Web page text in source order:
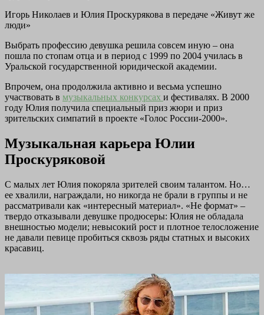
Игорь Николаев и Юлия Проскурякова в передаче «Живут же
люди»
Выбрать профессию девушка решила совсем иную – она
пошла по стопам отца и в период с 1999 по 2004 училась в
Уральской государственной юридической академии.
Впрочем, она продолжила активно и весьма успешно
участвовать в музыкальных конкурсах и фестивалях. В 2000
году Юлия получила специальный приз жюри и приз
зрительских симпатий в проекте «Голос России-2000».
Музыкальная карьера Юлии
Проскуряковой
С малых лет Юлия покоряла зрителей своим талантом. Но…
ее хвалили, награждали, но никогда не брали в группы и не
рассматривали как «интересный материал». «Не формат» –
твердо отказывали девушке продюсеры: Юлия не обладала
внешностью модели; невысокий рост и плотное телосложение
не давали певице пробиться сквозь ряды статных и высоких
красавиц.